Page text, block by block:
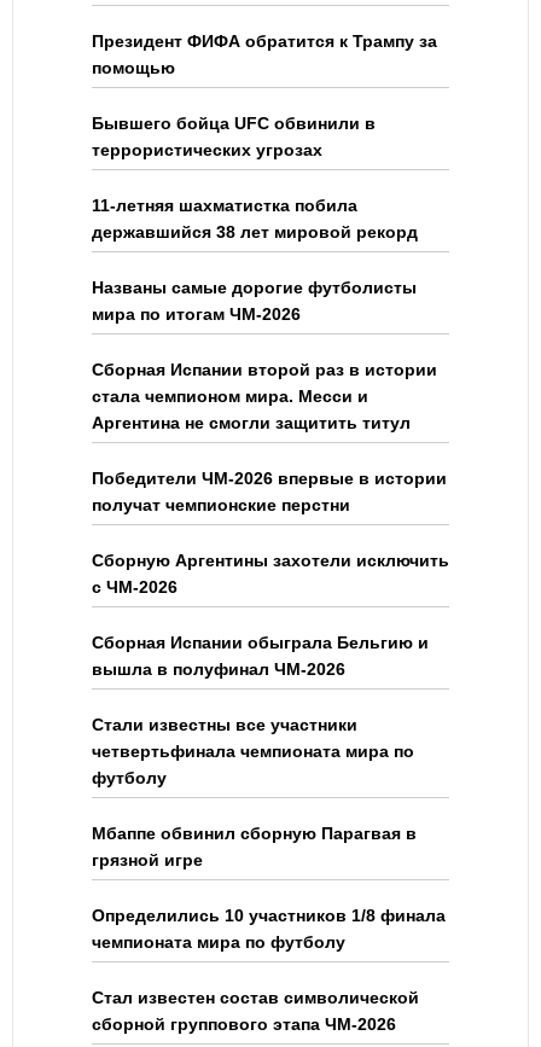
Президент ФИФА обратится к Трампу за
помощью
Бывшего бойца UFC обвинили в
террористических угрозах
11-летняя шахматистка побила
державшийся 38 лет мировой рекорд
Названы самые дорогие футболисты
мира по итогам ЧМ-2026
Сборная Испании второй раз в истории
стала чемпионом мира. Месси и
Аргентина не смогли защитить титул
Победители ЧМ-2026 впервые в истории
получат чемпионские перстни
Сборную Аргентины захотели исключить
с ЧМ-2026
Сборная Испании обыграла Бельгию и
вышла в полуфинал ЧМ-2026
Стали известны все участники
четвертьфинала чемпионата мира по
футболу
Мбаппе обвинил сборную Парагвая в
грязной игре
Определились 10 участников 1/8 финала
чемпионата мира по футболу
Стал известен состав символической
сборной группового этапа ЧМ-2026